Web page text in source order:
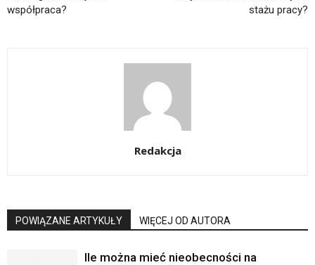
współpraca?
stażu pracy?
Redakcja
POWIĄZANE ARTYKUŁY WIĘCEJ OD AUTORA
Ile można mieć nieobecności na